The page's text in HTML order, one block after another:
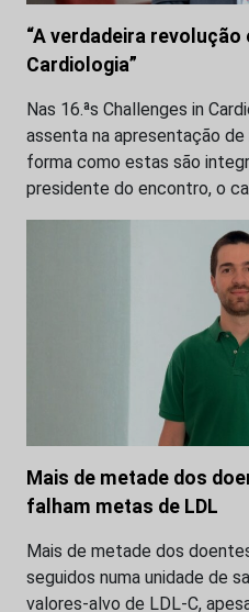
“A verdadeira
Cardiologia”
Nas 16.ªs Challenges in
assenta na apresentação de
forma como estas são
presidente do encontro, o
Mais de metade dos
falham metas de LDL
Mais de metade dos
seguidos numa unidade de
valores-alvo de LDL-C,